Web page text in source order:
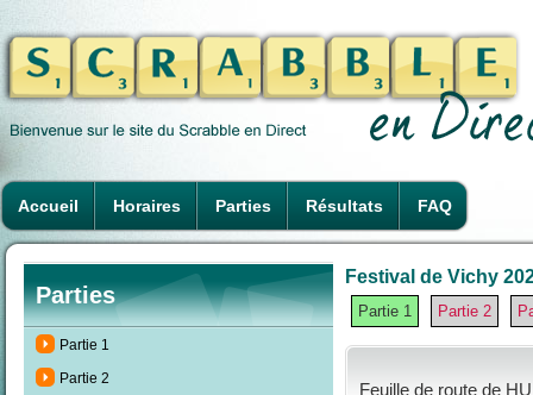
Accueil Horaires Parties Résultats FAQ
Parties
Partie 1
Partie 2
Festival de Vichy
Partie 1 Partie 2
Feuille de route de